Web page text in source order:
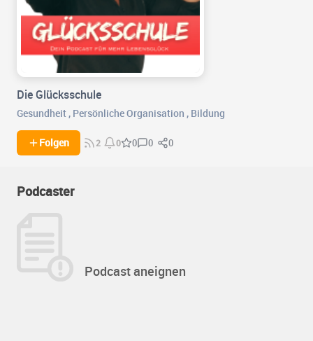
Die Glücksschule
Gesundheit , Persönliche Organisation , Bildung
Folgen 2 0 0 0 0
Podcaster
Podcast aneignen